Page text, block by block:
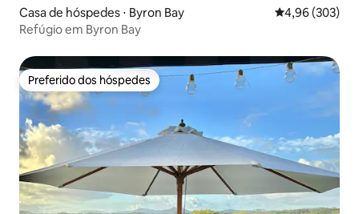
Casa de hóspedes ⋅ Byron Bay 4,96 de uma
4,96 (303)
Refúgio em Byron Bay
Preferido dos hóspedes
Preferido dos hóspedes